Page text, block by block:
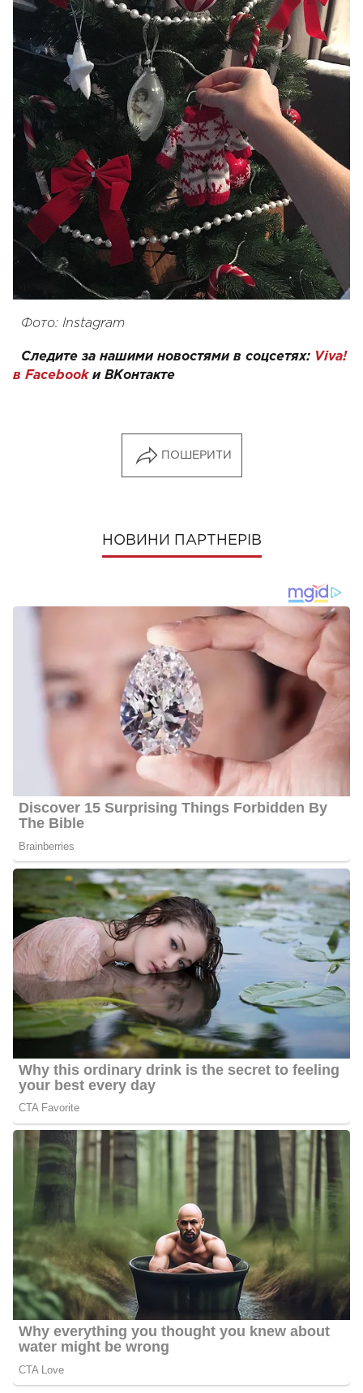
Фото: Instagram
Следите за нашими новостями в соцсетях: Viva!
в Facebookи ВКонтакте
ПОШЕРИТИ
НОВИНИ ПАРТНЕРІВ